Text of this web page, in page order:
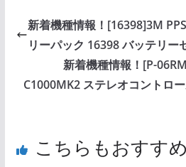
新着機種情報！[16398]3M
リーパック 16398 バッテリー
新着機種情報！[P-
C1000MK2 ステレオコントロ
こちらもおすすめ